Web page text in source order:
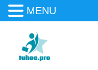
MENU